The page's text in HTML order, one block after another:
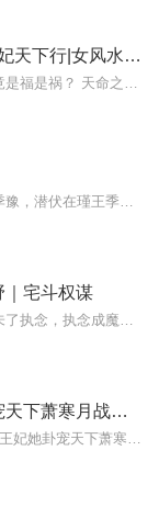
小女占卦天下合|古言权谋|卦妃天下行|女风水师|多人剧VIP免费
｜宅斗权谋
休掉战神夫君后，王妃她卦宠天下萧寒月战寒尘